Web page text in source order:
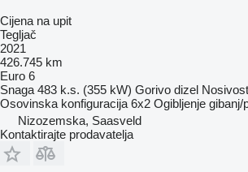
Cijena na upit
Tegljač
2021
426.745 km
Euro 6
Snaga 483 k.s. (355 kW) Gorivo dizel Nosivost
Osovinska konfiguracija 6x2 Ogibljenje gibanj/
Nizozemska, Saasveld
Kontaktirajte prodavatelja